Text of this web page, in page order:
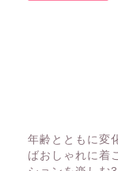
年齢とともに変
ばおしゃれに着